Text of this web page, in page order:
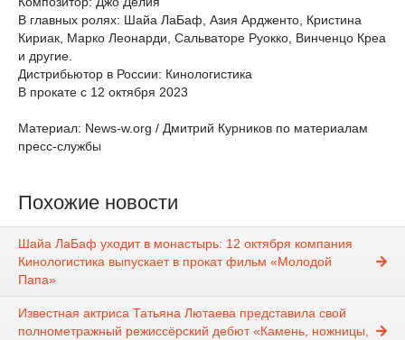
В главных ролях: Шайа ЛаБаф, Азия Ардженто, Кристина
Кириак, Марко Леонарди, Сальваторе Руокко, Винченцо Креа
и другие.
Дистрибьютор в России: Кинологистика
В прокате с 12 октября 2023
Материал: News-w.org / Дмитрий Курников по материалам
пресс-службы
Похожие новости
Шайа ЛаБаф уходит в монастырь: 12 октября компания
Кинологистика выпускает в прокат фильм «Молодой
Папа»
Известная актриса Татьяна Лютаева представила свой
полнометражный режиссёрский дебют «Камень, ножницы,